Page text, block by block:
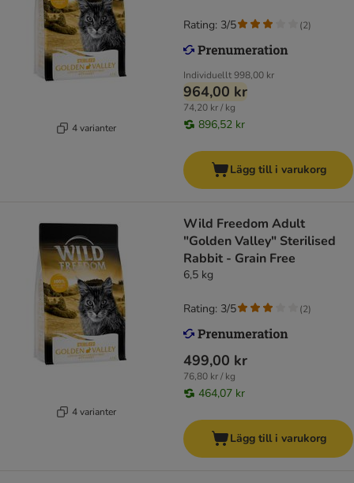
4 varianter
Individuellt998,00 kr
964,00 kr
74,20 kr / kg
896,52 kr
Rating: 3/5 (2)
Lägg till i varukorg
4 varianter
Wild Freedom Adult
"Golden Valley" Sterilised
Rabbit - Grain Free
6,5 kg
499,00 kr
76,80 kr / kg
464,07 kr
Rating: 3/5 (2)
Lägg till i varukorg